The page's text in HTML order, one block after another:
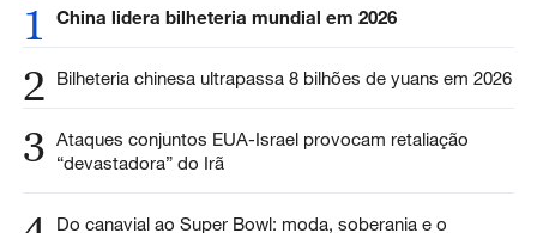
1 China lidera bilheteria mundial em 2026
2 Bilheteria chinesa ultrapassa 8 bilhões de yuans em 2026
3 Ataques conjuntos EUA-Israel provocam retaliação
“devastadora” do Irã
Do canavial ao Super Bowl: moda, soberania e o